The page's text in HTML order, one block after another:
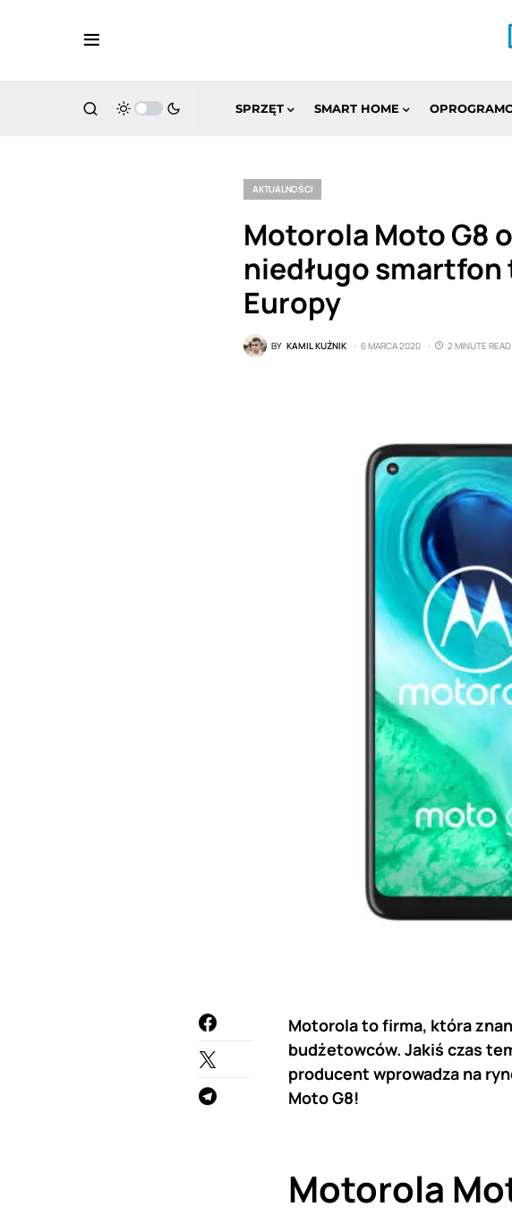
SPRZĘT SMART HOME
AKTUALNOŚCI
Motorola Moto G8
niedługo
Europy
BY KAMIL KUŹNIK 6 MARCA 2020 2 MINUTE READ
Motorola to firma, która
budżetowców. Jakiś czas
producent wprowadza na
Moto G8!
Motorola